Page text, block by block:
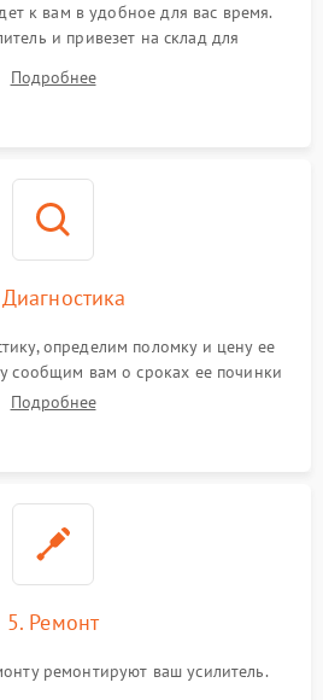
к вам в удобное для вас время.
и привезет на склад для
Подробнее
определим поломку и цену ее
сообщим вам о сроках ее починки
Подробнее
5. Ремонт
ремонтируют ваш усилитель.